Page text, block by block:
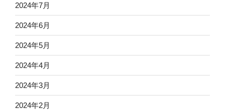
2024年7月
2024年6月
2024年5月
2024年4月
2024年3月
2024年2月